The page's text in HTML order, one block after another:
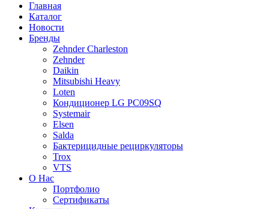
Главная
Каталог
Новости
Бренды
Zehnder Charleston
Zehnder
Daikin
Mitsubishi Heavy
Loten
Кондиционер LG PC09SQ
Systemair
Elsen
Salda
Бактерицидные рециркуляторы
Trox
VTS
О Нас
Портфолио
Сертификаты